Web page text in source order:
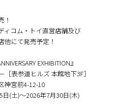
コム・トイ直営店舗及び
にて発売予定！
EXHIBITION』
表参道ヒルズ 本館地下3F］
宮前4-12-10
土)～2026年7月30日(木)